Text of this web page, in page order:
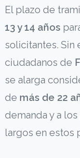
El plazo de
13 y 14 años
solicitantes. Sin
ciudadanos de
se alarga
de más de 22
demanda y a
largos en estos